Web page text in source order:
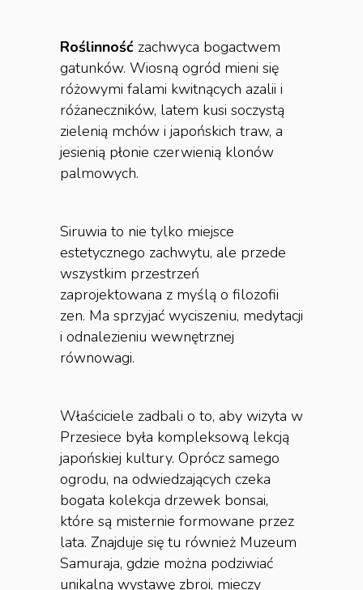
Roślinność zachwyca bogactwem
gatunków. Wiosną ogród mieni się
różowymi falami kwitnących azalii i
różaneczników, latem kusi soczystą
zielenią mchów i japońskich traw, a
jesienią płonie czerwienią klonów
palmowych.
Siruwia to nie tylko miejsce
estetycznego zachwytu, ale przede
wszystkim przestrzeń
zaprojektowana z myślą o filozofii
zen. Ma sprzyjać wyciszeniu, medytacji
i odnalezieniu wewnętrznej
równowagi.
Właściciele zadbali o to, aby wizyta w
Przesiece była kompleksową lekcją
japońskiej kultury. Oprócz samego
ogrodu, na odwiedzających czeka
bogata kolekcja drzewek bonsai,
które są misternie formowane przez
lata. Znajduje się tu również Muzeum
Samuraja, gdzie można podziwiać
unikalną wystawę zbroi, mieczy